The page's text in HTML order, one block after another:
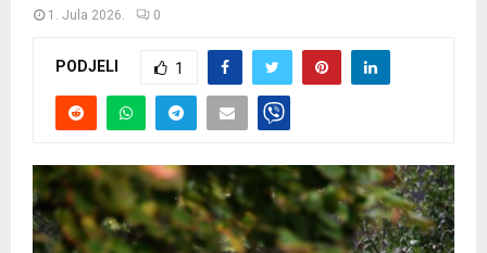
1. Jula 2026. 0
PODJELI 1